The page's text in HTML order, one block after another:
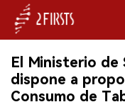
INICIO
El Ministerio de
dispone a
Consumo de